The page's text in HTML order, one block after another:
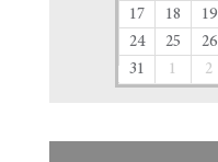
17
18 19
24
25 26
31
1 2